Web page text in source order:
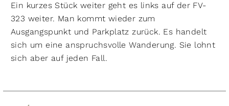
Ein kurzes Stück weiter geht es links auf der FV-
323 weiter. Man kommt wieder zum
Ausgangspunkt und Parkplatz zurück. Es handelt
sich um eine anspruchsvolle Wanderung. Sie lohnt
sich aber auf jeden Fall.